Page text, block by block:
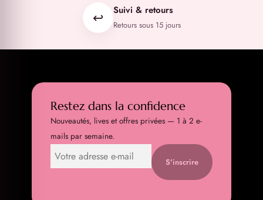
↩️ Suivi & retours
Retours sous 15 jours
Restez dans la confidence
Nouveautés, lives et offres privées — 1 à 2 e-
mails par semaine.
S'inscrire